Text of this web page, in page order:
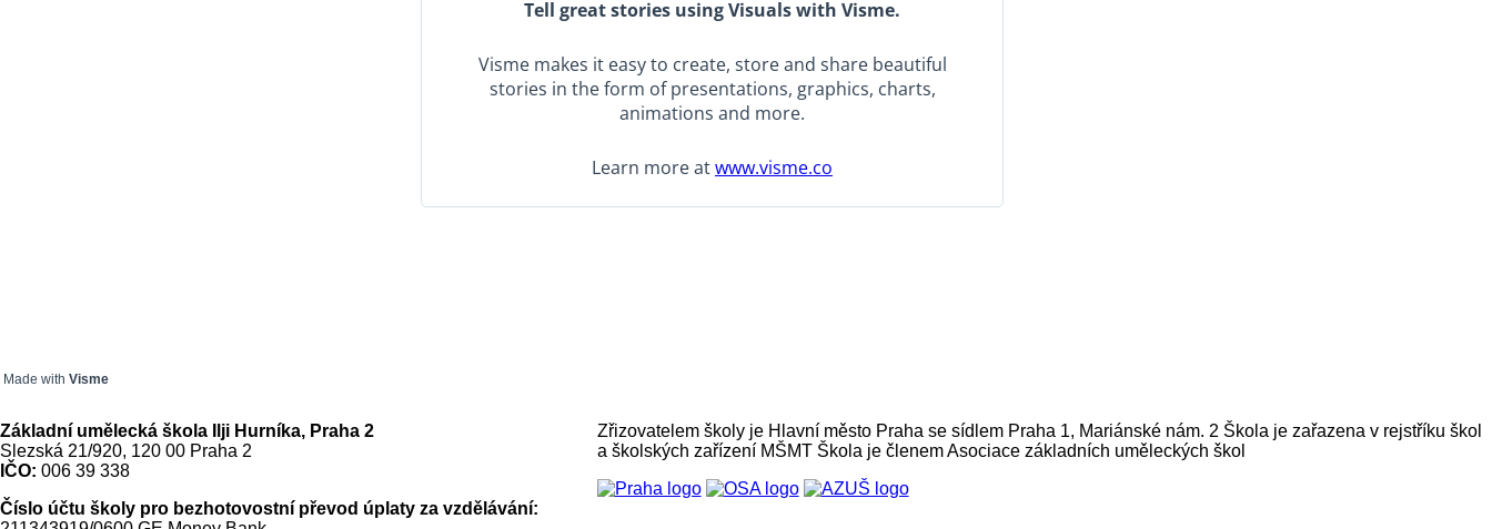
Made with Visme
Základní umělecká škola Ilji Hurníka, Praha 2
Slezská 21/920, 120 00 Praha 2
IČO: 006 39 338
Číslo účtu školy pro bezhotovostní převod úplaty za vzdělávání:
Zřizovatelem školy je Hlavní město Praha se sídlem Praha 1, Mariánské nám. 2 Škola je zařazena v rejstříku škol
a školských zařízení MŠMT Škola je členem Asociace základních uměleckých škol